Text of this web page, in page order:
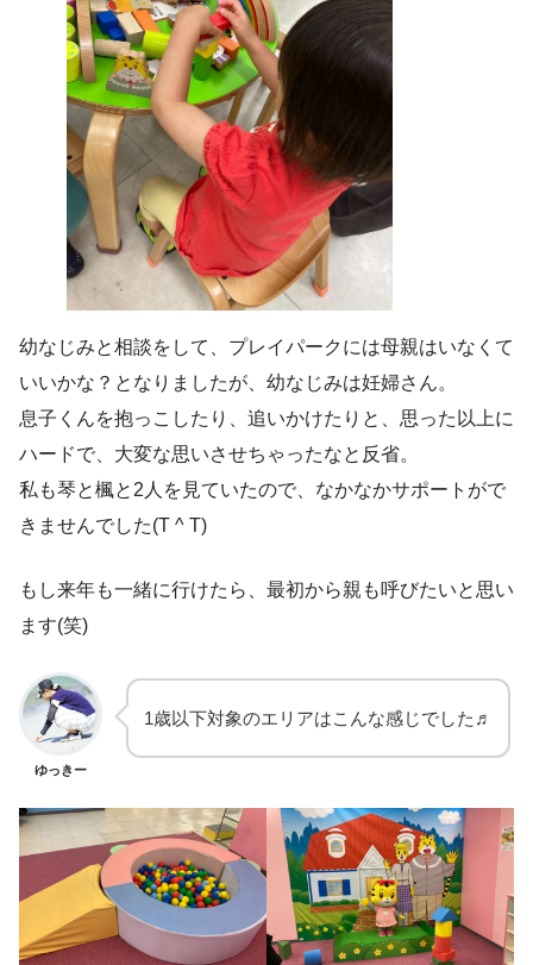
幼なじみと相談をして、プレイパークには母親はいなくて
いいかな？となりましたが、幼なじみは妊婦さん。
息子くんを抱っこしたり、追いかけたりと、思った以上に
ハードで、大変な思いさせちゃったなと反省。
私も琴と楓と2人を見ていたので、なかなかサポートがで
きませんでした(T ^ T)
もし来年も一緒に行けたら、最初から親も呼びたいと思い
ます(笑)
ゆっきー
1歳以下対象のエリアはこんな感じでした♬